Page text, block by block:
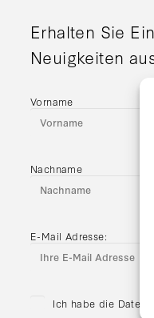
Erhalten Sie
Neuigkeiten
Vorname
Nachname
E-Mail Adresse:
Ich habe die